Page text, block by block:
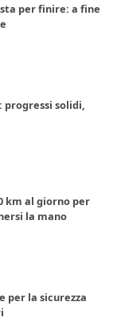
per finire: a fine
progressi solidi,
km al giorno per
la mano
per la sicurezza